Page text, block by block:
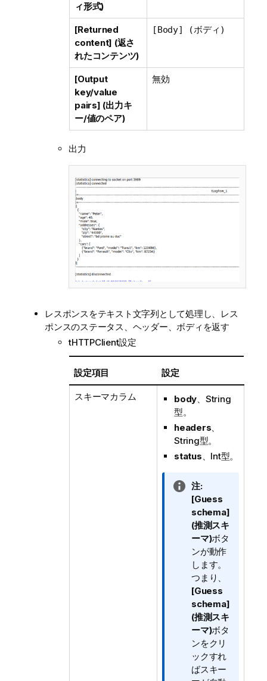
ィ形式)
[Returned
content] (返さ
れたコンテンツ)
[Body] (ボディ)
[Output
key/value
pairs] (出力キ
ー/値のペア)
無効
出力
レスポンスをテキスト文字列として処理し、レス
ポンスのステータス、ヘッダー、ボディを返す
tHTTPClient設定
設定項目 設定
スキーマカラム body 、String
型。
headers
String型。
status 、Int型。
情
報
メ
モ
注:
[Guess
schema]
(推測スキ
ーマ)ボタ
ンが動作
します。
つまり、
[Guess
schema]
(推測スキ
ーマ)ボタ
ンをクリ
ックすれ
ばスキー